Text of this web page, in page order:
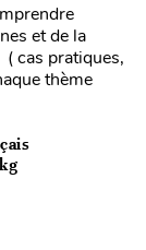
et de la
cas pratiques,
thème